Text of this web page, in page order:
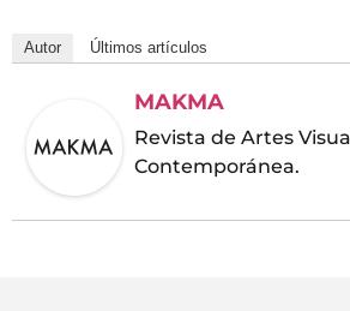
Autor Últimos artículos
MAKMA
Revista de Artes
Contemporánea.